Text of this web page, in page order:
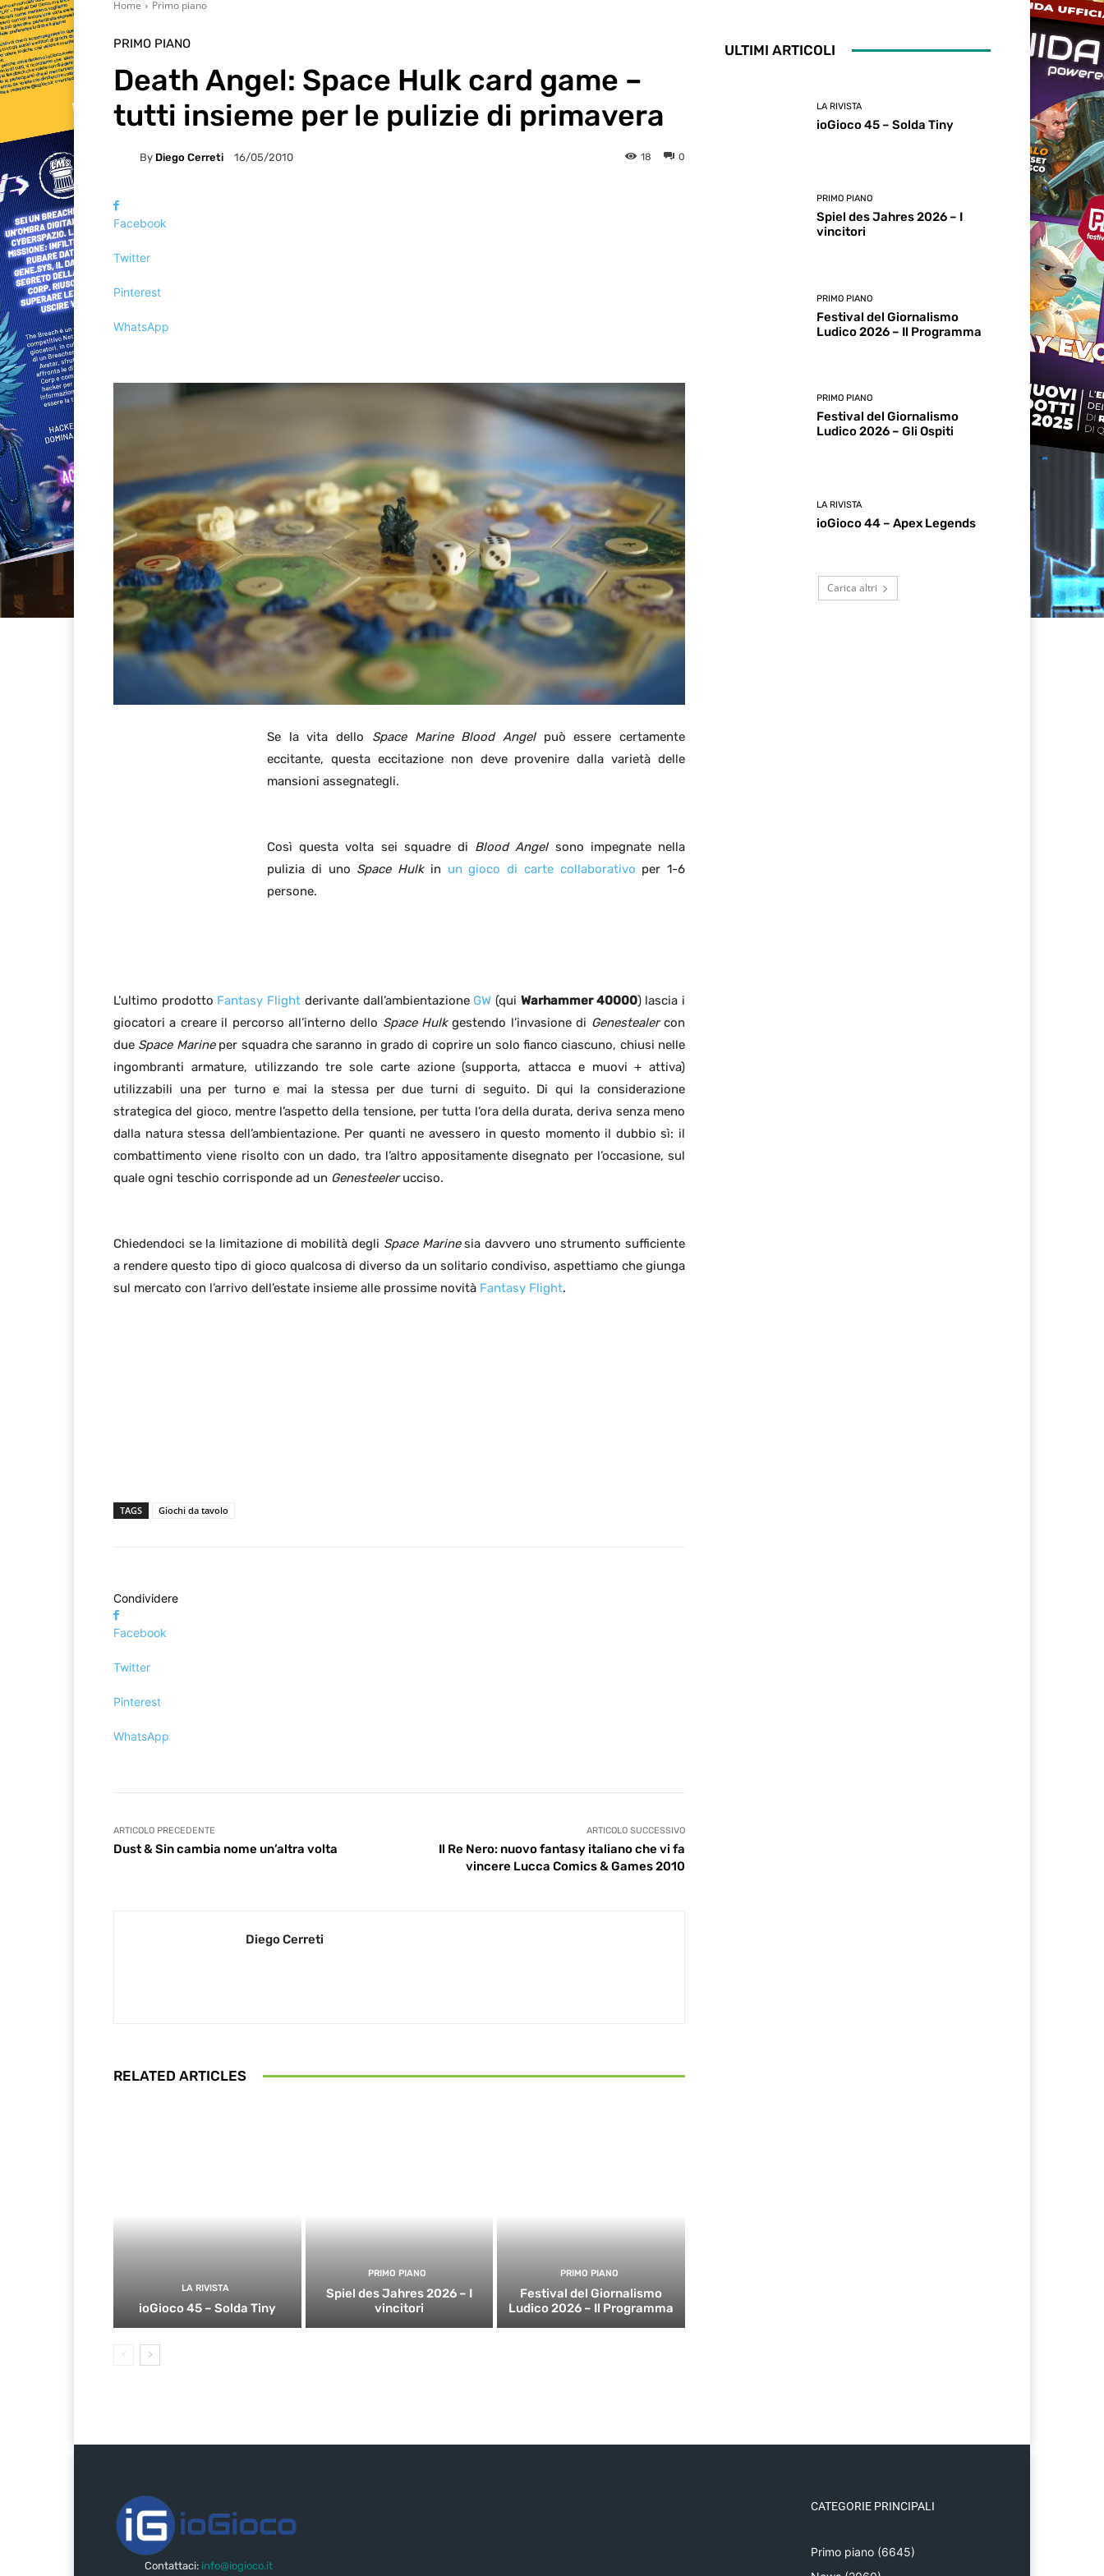
Home Primo piano
PRIMO PIANO
Death Angel: Space Hulk card game –
tutti insieme per le pulizie di primavera
By Diego Cerreti 16/05/2010 0
18
Facebook
Twitter
Pinterest
WhatsApp
Se la vita dello Space Marine Blood Angelpuò essere certamente
eccitante, questa eccitazione non deve provenire dalla varietà delle
mansioni assegnategli.
Così questa volta sei squadre di Blood Angelsono impegnate nella
pulizia di uno Space Hulkin un gioco di carte collaborativo per 1-6
persone.
L’ultimo prodotto Fantasy Flight derivante dall’ambientazione GW (qui Warhammer 40000) lascia i
giocatori a creare il percorso all’interno dello Space Hulkgestendo l’invasione di Genestealercon
due Space Marineper squadra che saranno in grado di coprire un solo fianco ciascuno, chiusi nelle
ingombranti armature, utilizzando tre sole carte azione (supporta, attacca e muovi + attiva)
utilizzabili una per turno e mai la stessa per due turni di seguito. Di qui la considerazione
strategica del gioco, mentre l’aspetto della tensione, per tutta l’ora della durata, deriva senza meno
dalla natura stessa dell’ambientazione. Per quanti ne avessero in questo momento il dubbio sì: il
combattimento viene risolto con un dado, tra l’altro appositamente disegnato per l’occasione, sul
quale ogni teschio corrisponde ad un Genesteelerucciso.
Chiedendoci se la limitazione di mobilità degli Space Marinesia davvero uno strumento sufficiente
a rendere questo tipo di gioco qualcosa di diverso da un solitario condiviso, aspettiamo che giunga
sul mercato con l’arrivo dell’estate insieme alle prossime novità Fantasy Flight.
TAGS Giochi da tavolo
Condividere
Facebook
Twitter
Pinterest
WhatsApp
ARTICOLO PRECEDENTE
Dust & Sin cambia nome un’altra volta
ARTICOLO SUCCESSIVO
Il Re Nero: nuovo fantasy italiano che vi fa
vincere Lucca Comics & Games 2010
Diego Cerreti
RELATED ARTICLES
LA RIVISTA
ioGioco 45 – Solda Tiny
PRIMO PIANO
Spiel des Jahres 2026 – I
vincitori
PRIMO PIANO
Festival del Giornalismo
Ludico 2026 – Il Programma
ULTIMI ARTICOLI
LA RIVISTA
ioGioco 45 – Solda Tiny
PRIMO PIANO
Spiel des Jahres 2026 – I
vincitori
PRIMO PIANO
Festival del Giornalismo
Ludico 2026 – Il Programma
PRIMO PIANO
Festival del Giornalismo
Ludico 2026 – Gli Ospiti
LA RIVISTA
ioGioco 44 – Apex Legends
Carica altri
Contattaci: info@iogioco.it
CATEGORIE PRINCIPALI
Primo piano (6645)